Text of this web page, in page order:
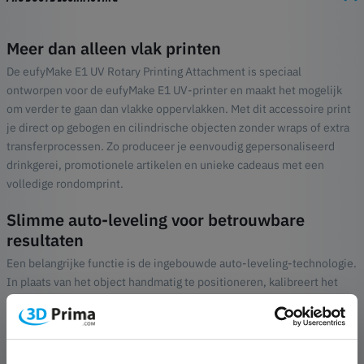
Meer dan alleen vlak printen
De eufyMake E1 UV Rotary Printing Attachment is speciaal
ontworpen voor de eufyMake E1 UV-printer en maakt het mogelijk
om verder te gaan dan vlakke oppervlakken. Met dit accessoire print
je direct op gebogen en cilindrische objecten zonder wraps of extra
transferprocessen. Zo produceer je eenvoudig gepersonaliseerd
drinkgerei, promotionele artikelen en unieke cadeaus met een
volledige rondomprint.
Slimme auto-leveling voor betrouwbare
resultaten
Een belangrijke functie is de ingebouwde auto-leveling-technologie.
In plaats van het object handmatig te positioneren, kalibreert het
systeem automatisch om tijdens het printen een constante afstand
te behouden. Dit verkort de insteltijd en zorgt voor een gelijkmatig
resultaat over het hele oppervlak.